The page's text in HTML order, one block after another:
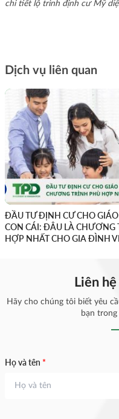
chi tiết lộ trình định cư Mỹ
Dịch vụ liên quan
ĐẦU TƯ ĐỊNH CƯ CHO GIÁO
CON CÁI: ĐÂU LÀ CHƯƠNG
HỢP NHẤT CHO GIA ĐÌNH
Liên
Hãy cho chúng tôi biết yêu
bạn
Họ và tên *